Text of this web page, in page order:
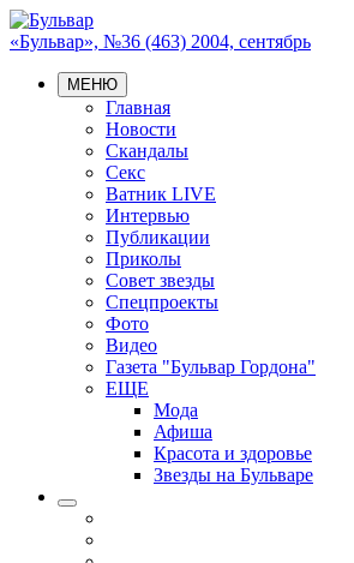
«Бульвар», №36 (463) 2004, сентябрь
МЕНЮ
Главная
Новости
Скандалы
Секс
Ватник LIVE
Интервью
Публикации
Приколы
Совет звезды
Спецпроекты
Фото
Видео
Газета "Бульвар Гордона"
ЕЩЕ
Мода
Афиша
Красота и здоровье
Звезды на Бульваре